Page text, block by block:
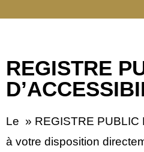
REGISTRE
Le » REGISTRE PUBLIC
à votre disposition